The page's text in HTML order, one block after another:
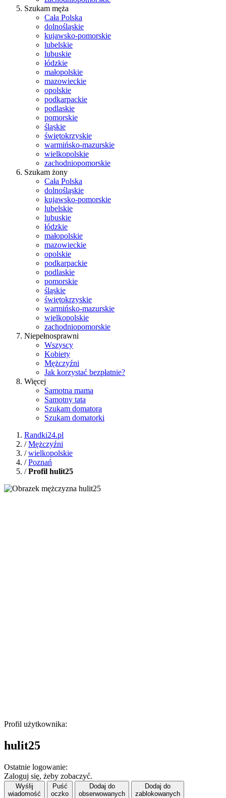
Szukam męża
Cała Polska
dolnośląskie
kujawsko-pomorskie
lubelskie
lubuskie
łódzkie
małopolskie
mazowieckie
opolskie
podkarpackie
podlaskie
pomorskie
śląskie
świętokrzyskie
warmińsko-mazurskie
wielkopolskie
zachodniopomorskie
Szukam żony
Cała Polska
dolnośląskie
kujawsko-pomorskie
lubelskie
lubuskie
łódzkie
małopolskie
mazowieckie
opolskie
podkarpackie
podlaskie
pomorskie
śląskie
świętokrzyskie
warmińsko-mazurskie
wielkopolskie
zachodniopomorskie
Niepełnosprawni
Wszyscy
Kobiety
Mężczyźni
Jak korzystać bezpłatnie?
Więcej
Samotna mama
Samotny tata
Szukam domatora
Szukam domatorki
Randki24.pl
/Mężczyźni
/wielkopolskie
/Poznań
/Profil hulit25
Profil użytkownika:
hulit25
Ostatnie logowanie:
Zaloguj się, żeby zobaczyć.
Wyślij
wiadomość
Puść
oczko
Dodaj do
obserwowanych
Dodaj do
zablokowanych